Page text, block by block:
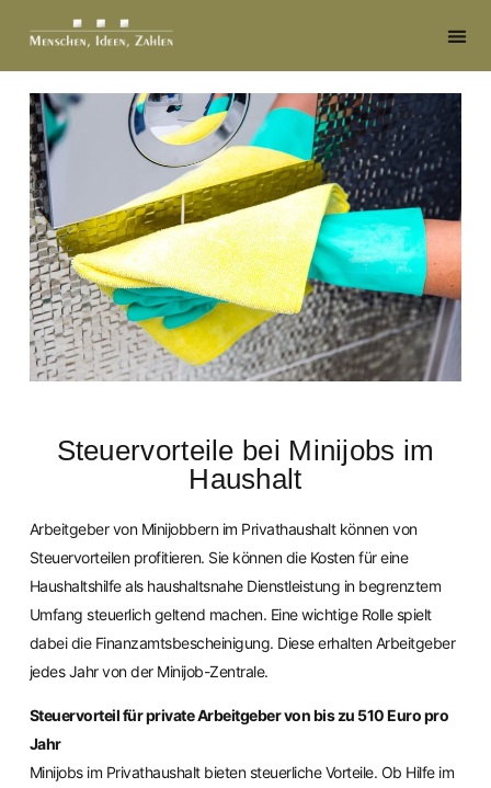
Steuervorteile bei Minijobs im
Haushalt
Arbeitgeber von Minijobbern im Privathaushalt können von
Steuervorteilen profitieren. Sie können die Kosten für eine
Haushaltshilfe als haushaltsnahe Dienstleistung in begrenztem
Umfang steuerlich geltend machen. Eine wichtige Rolle spielt
dabei die Finanzamtsbescheinigung. Diese erhalten Arbeitgeber
jedes Jahr von der Minijob-Zentrale.
Steuervorteil für private Arbeitgeber von bis zu 510 Euro pro
Jahr
Minijobs im Privathaushalt bieten steuerliche Vorteile. Ob Hilfe im